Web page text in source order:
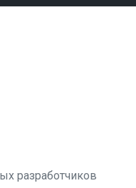
разработчиков